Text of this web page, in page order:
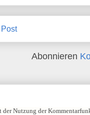
Abonnieren
der Nutzung der